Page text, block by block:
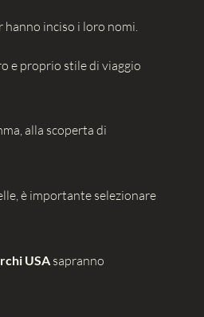
hanno inciso i loro nomi.
e proprio stile di viaggio
alla scoperta di
è importante selezionare
USAsapranno